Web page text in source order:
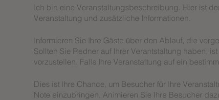
Ich bin eine Veranstaltungsbeschreibung. Hier ist
Veranstaltung und zusätzliche Informationen.
Informieren Sie Ihre Gäste über den Ablauf, die
Sollten Sie Redner auf Ihrer Verantstaltung haben,
vorzustellen. Falls Ihre Veranstaltung auf ein
Dies ist Ihre Chance, um Besucher für Ihre
Note einzubringen. Animieren Sie Ihre Besucher